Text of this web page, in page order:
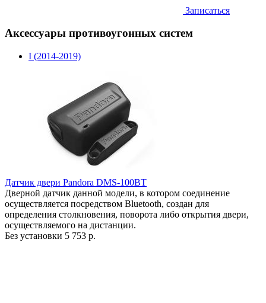
Записаться
Аксессуары противоугонных систем
I (2014-2019)
Датчик двери Pandora DMS-100BT
Дверной датчик данной модели, в котором соединение
осуществляется посредством Bluetooth, создан для
определения столкновения, поворота либо открытия двери,
осуществляемого на дистанции.
Без установки 5 753 р.